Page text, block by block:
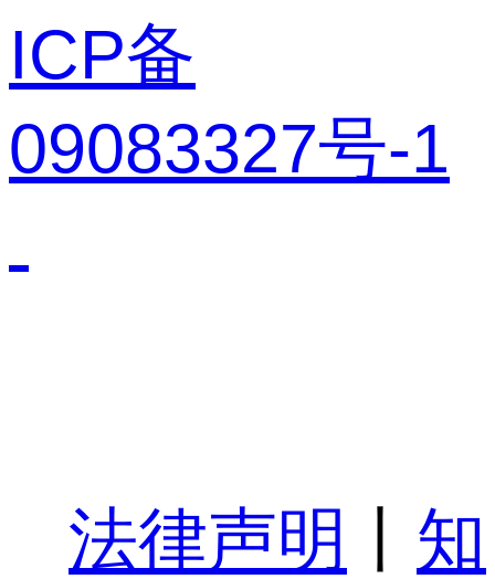
ICP备
09083327号-1
法律声明
知